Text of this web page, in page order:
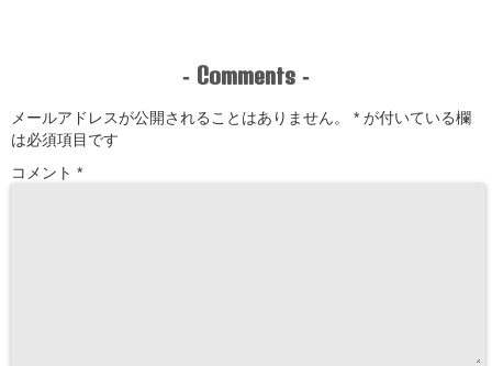
- Comments -
メールアドレスが公開されることはありません。 * が付いている欄
は必須項目です
コメント *